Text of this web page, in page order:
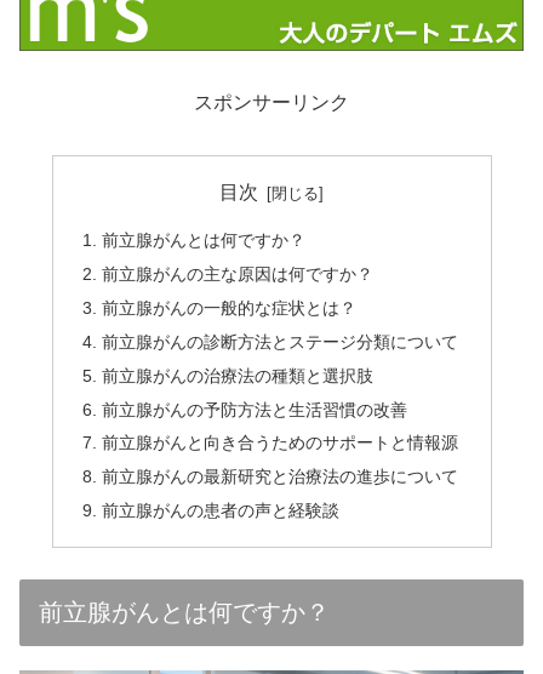
スポンサーリンク
目次
前立腺がんとは何ですか？
前立腺がんの主な原因は何ですか？
前立腺がんの一般的な症状とは？
前立腺がんの診断方法とステージ分類について
前立腺がんの治療法の種類と選択肢
前立腺がんの予防方法と生活習慣の改善
前立腺がんと向き合うためのサポートと情報源
前立腺がんの最新研究と治療法の進歩について
前立腺がんの患者の声と経験談
前立腺がんとは何ですか？